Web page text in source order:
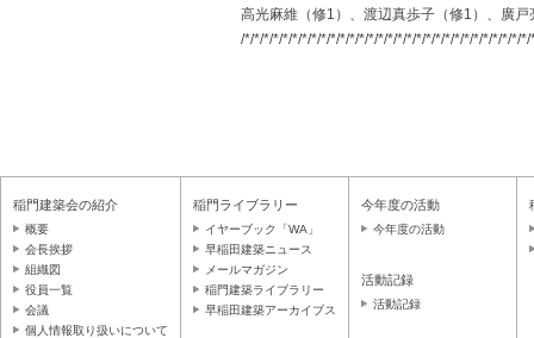
高光麻維（修1）、渡辺真歩子（修1）、廣
/*/*/*/*/*/*/*/*/*/*/*/*/*/*/*/*/*/*/*/*/*/*/*/*/*/*/*/*/*/*/
稲門建築会の紹介
概要
会長挨拶
組織図
役員一覧
会議
個人情報取り扱いについて
稲門ライブラリー
イヤーブック「WA」
早稲田建築ニュース
メールマガジン
稲門建築ライブラリー
早稲田建築アーカイブス
今年度の活動
今年度の活動
活動記録
活動記録